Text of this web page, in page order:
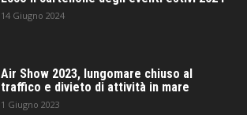
14 Giugno 2024
Air Show 2023, lungomare chiuso al
traffico e divieto di attività in mare
1 Giugno 2023